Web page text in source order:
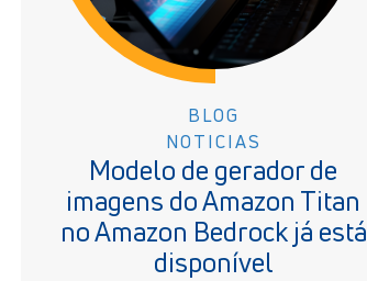
BLOG
NOTICIAS
Modelo de gerador de
imagens do Amazon Titan
no Amazon Bedrock já está
disponível